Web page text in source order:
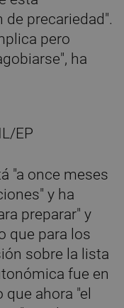
precariedad".
pero
ha
"a once meses
y ha
preparar" y
que para los
sobre la lista
fue en
ahora "el